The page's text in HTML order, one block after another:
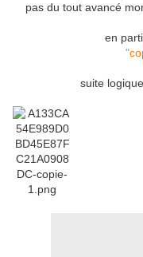
pas du tout avancé
en
suite